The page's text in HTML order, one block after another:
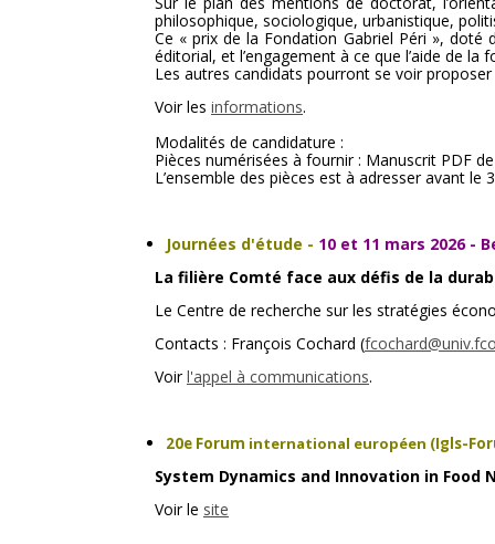
philosophique, sociologique, urbanistique,
Ce « prix de la Fondation Gabriel Péri »,
éditorial, et l’engagement à ce que l’aide de la
Les autres candidats pourront se voir
Voir les informations.
Modalités de candidature :
Pièces numérisées à fournir : Manuscrit PDF
L’ensemble des pièces est à adresser avant
Journées d'étude - 10 et 11 mars 2026 -
La filière Comté face aux défis de la
Le Centre de recherche sur les stratégies
Contacts : François Cochard (
Voirl'appel à communications.
20e Forum international européen (Igls-
System Dynamics and Innovation in Food
Voir le site